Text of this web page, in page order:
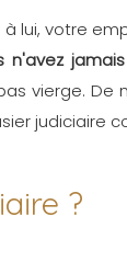
lui, votre
n'avez
vierge.
judiciaire
?